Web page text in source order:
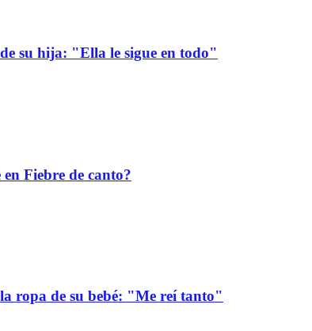
su hija: "Ella le sigue en todo"
Fiebre de canto?
ropa de su bebé: "Me reí tanto"